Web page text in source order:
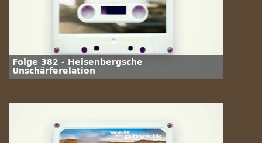
Folge 382 - Heisenbergsche
Unschärferelation